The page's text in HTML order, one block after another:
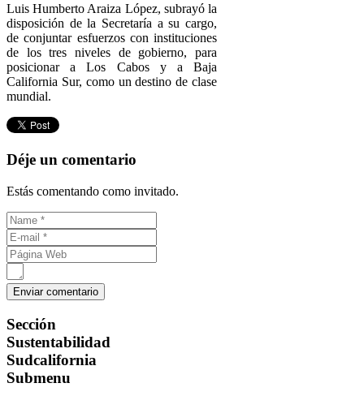
Luis Humberto Araiza López, subrayó la
disposición de la Secretaría a su cargo,
de conjuntar esfuerzos con instituciones
de los tres niveles de gobierno, para
posicionar a Los Cabos y a Baja
California Sur, como un destino de clase
mundial.
Déje un comentario
Estás comentando como invitado.
Sección
Sustentabilidad
Sudcalifornia
Submenu